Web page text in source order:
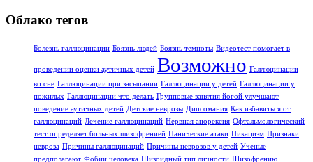
Облако тегов
Болезнь галлюцинации Боязнь людей Боязнь темноты Видеотест помогает в
проведении оценки аутичных детей Возможно Галлюцинации
во сне Галлюцинации при засыпании Галлюцинации у детей Галлюцинации у
пожилых Галлюцинации что делать Групповые занятия йогой улучшают
поведение аутичных детей Детские неврозы Дипсомания Как избавиться от
галлюцинаций Лечение галлюцинаций Нервная анорексия Офтальмологический
тест определяет больных шизофренией Панические атаки Пикацизм Признаки
невроза Причины галлюцинаций Причины неврозов у детей Ученые
предполагают Фобии человека Шизоидный тип личности Шизофрению